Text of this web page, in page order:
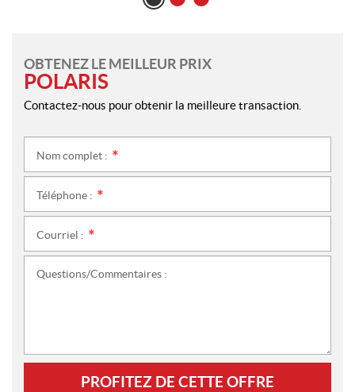
OBTENEZ LE MEILLEUR PRIX
POLARIS
Contactez-nous pour obtenir la meilleure transaction.
Nom complet :
Téléphone :
Courriel :
Questions/Commentaires :
PROFITEZ DE CETTE OFFRE